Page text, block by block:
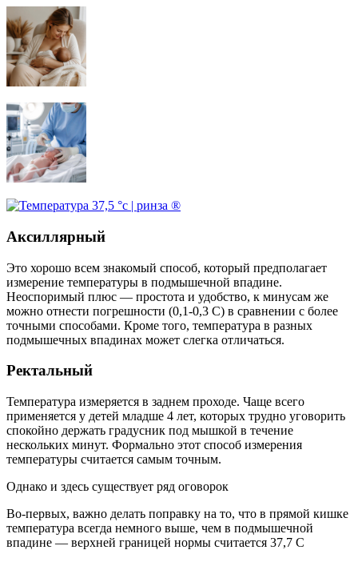
Аксиллярный
Это хорошо всем знакомый способ, который предполагает
измерение температуры в подмышечной впадине.
Неоспоримый плюс — простота и удобство, к минусам же
можно отнести погрешности (0,1-0,3 С) в сравнении с более
точными способами. Кроме того, температура в разных
подмышечных впадинах может слегка отличаться.
Ректальный
Температура измеряется в заднем проходе. Чаще всего
применяется у детей младше 4 лет, которых трудно уговорить
спокойно держать градусник под мышкой в течение
нескольких минут. Формально этот способ измерения
температуры считается самым точным.
Однако и здесь существует ряд оговорок
Во-первых, важно делать поправку на то, что в прямой кишке
температура всегда немного выше, чем в подмышечной
впадине — верхней границей нормы считается 37,7 С